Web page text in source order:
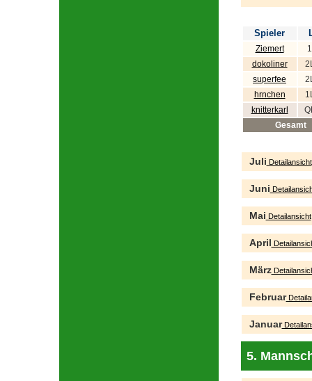
Spieler
Ziemert
dokoliner
superfee
hrnchen
knitterkarl
Gesamt
Juli Detailansicht
Juni
Mai Detailansicht
April
März
Februar
Januar
5.